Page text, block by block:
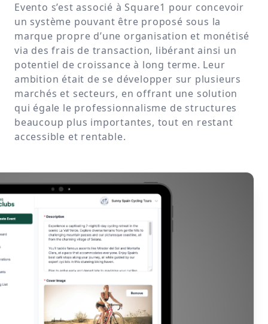
Evento s’est associé à Square1 pour concevoir
un système pouvant être proposé sous la
marque propre d’une organisation et monétisé
via des frais de transaction, libérant ainsi un
potentiel de croissance à long terme. Leur
ambition était de se développer sur plusieurs
marchés et secteurs, en offrant une solution
qui égale le professionnalisme de structures
beaucoup plus importantes, tout en restant
accessible et rentable.